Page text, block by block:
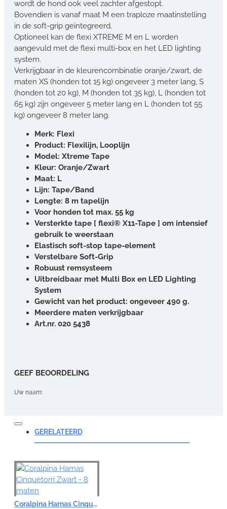
wordt de hond ook veel zachter afgestopt.
Bovendien is vanaf maat M een traploze maatinstelling
in de soft-grip geïntegreerd.
Optioneel kan de flexi XTREME M en L worden
aangevuld met de flexi multi-box en het LED lighting
system.
Verkrijgbaar in de kleurencombinatie oranje/zwart, de
maten XS (honden tot 15 kg) ongeveer 3 meter lang, S
(honden tot 20 kg), M (honden tot 35 kg), L (honden tot
65 kg) zijn ongeveer 5 meter lang en L (honden tot 55
kg) ongeveer 8 meter lang.
Merk: Flexi
Product: Flexilijn, Looplijn
Model: Xtreme Tape
Kleur: Oranje/Zwart
Maat: L
Lijn: Tape/Band
Lengte: 8 m tapelijn
Voor honden tot max. 55 kg
Versterkte tape [ flexi® X11-Tape ] om intensief
gebruik te weerstaan
Elastisch soft-stop tape-element
Verstelbare Soft-Grip
Robuust remsysteem
Uitbreidbaar met Multi Box en LED Lighting
System
Gewicht van het product: ongeveer 490 g.
Meerdere maten verkrijgbaar
Art.nr. 020 5438
GEEF BEOORDELING
Uw naam:
Opmerking:
Note:HTML-code wordt niet vertaald!
Waardering:
GERELATEERD
Coralpina Harnas Cinquetorri Zwart - 8 maten